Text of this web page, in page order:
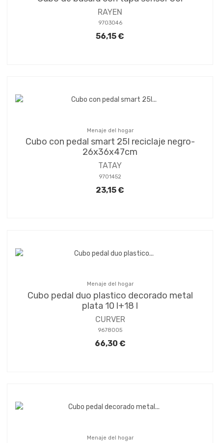
RAYEN
9703046
56,15 €
Menaje del hogar
Cubo con pedal smart 25l reciclaje negro-
26x36x47cm
TATAY
9701452
23,15 €
Menaje del hogar
Cubo pedal duo plastico decorado metal
plata 10 l+18 l
CURVER
9678005
66,30 €
Menaje del hogar